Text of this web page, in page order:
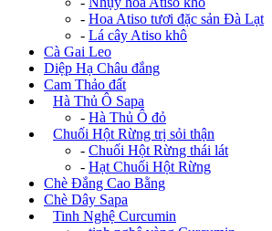
- Hoa Atiso tươi đặc sản Đà Lạt
- Lá cây Atiso khô
Cà Gai Leo
Diệp Hạ Châu đắng
Cam Thảo đất
Hà Thủ Ô Sapa
- Hà Thủ Ô đỏ
Chuối Hột Rừng trị sỏi thận
- Chuối Hột Rừng thái lát
- Hạt Chuối Hột Rừng
Chè Đắng Cao Bằng
Chè Dây Sapa
Tinh Nghệ Curcumin